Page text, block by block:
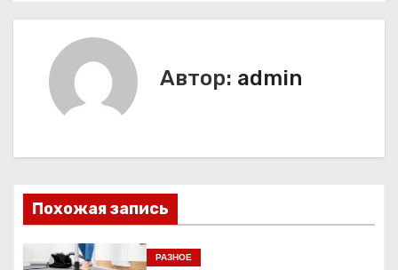
в
ц
и
я
Автор: admin
Похожая запись
РАЗНОЕ